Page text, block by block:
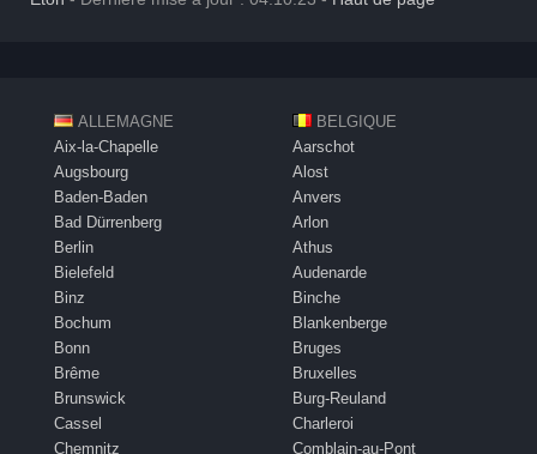
ALLEMAGNE
Aix-la-Chapelle
Augsbourg
Baden-Baden
Bad Dürrenberg
Berlin
Bielefeld
Binz
Bochum
Bonn
Brême
Brunswick
Cassel
Chemnitz
BELGIQUE
Aarschot
Alost
Anvers
Arlon
Athus
Audenarde
Binche
Blankenberge
Bruges
Bruxelles
Burg-Reuland
Charleroi
Comblain-au-Pont